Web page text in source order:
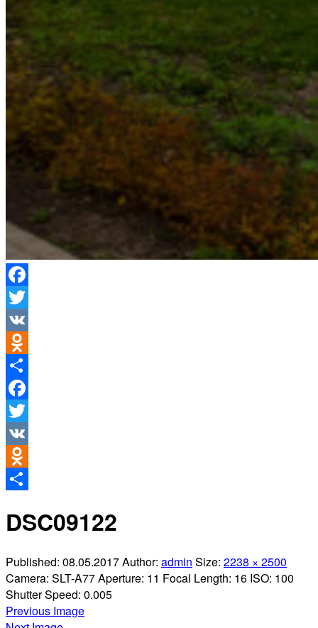
Facebook
Twitter
VK
Odnoklassniki
Отправить
Facebook
Twitter
VK
Odnoklassniki
DSC09122
Published: 08.05.2017Author: admin Size: 2238 × 2500
Camera: SLT-A77Aperture: 11 Focal Length: 16 ISO: 100
Shutter Speed: 0.005
Previous Image